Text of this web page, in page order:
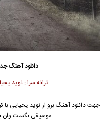
دانلود آهنگ
ترانه سرا : نوید
جهت دانلود آهنگ برو ازنوید یحیایی
موسیقی نکست وان